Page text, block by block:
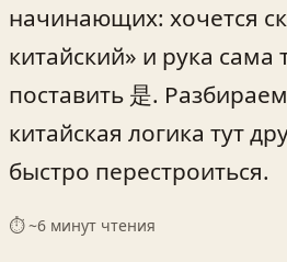
начинающих: хочется
китайский» и рука сама
поставить 是.
китайская логика тут
быстро перестроиться.
⏱ ~6 минут чтения